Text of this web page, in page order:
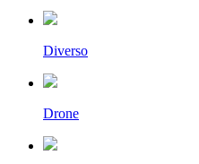
Diverso
Drone